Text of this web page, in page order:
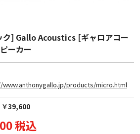
ク] Gallo Acoustics [ギャロアコー
ーカー
products/micro.html
￥39,600
税込